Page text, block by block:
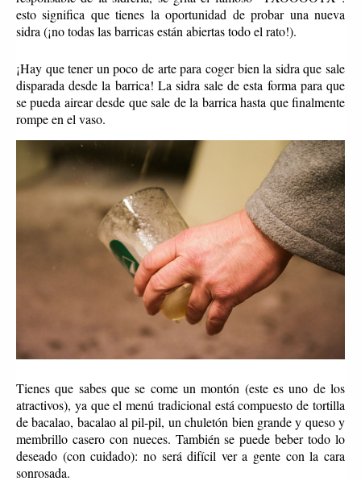
esto significa que tienes la oportunidad de probar una nueva
sidra (¡no todas las barricas están abiertas todo el rato!).
¡Hay que tener un poco de arte para coger bien la sidra que sale
disparada desde la barrica! La sidra sale de esta forma para que
se pueda airear desde que sale de la barrica hasta que finalmente
rompe en el vaso.
Tienes que sabes que se come un montón (este es uno de los
atractivos), ya que el menú tradicional está compuesto de tortilla
de bacalao, bacalao al pil-pil, un chuletón bien grande y queso y
membrillo casero con nueces. También se puede beber todo lo
deseado (con cuidado): no será difícil ver a gente con la cara
sonrosada.